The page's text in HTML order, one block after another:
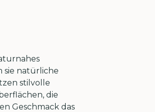
sie natürliche
stilvolle
die
Geschmack das